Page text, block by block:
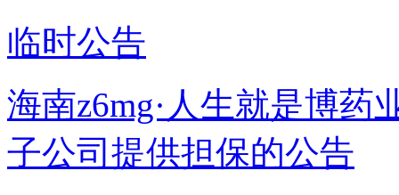
临时公告
海南z6mg·人生就是博药
子公司提供担保的公告